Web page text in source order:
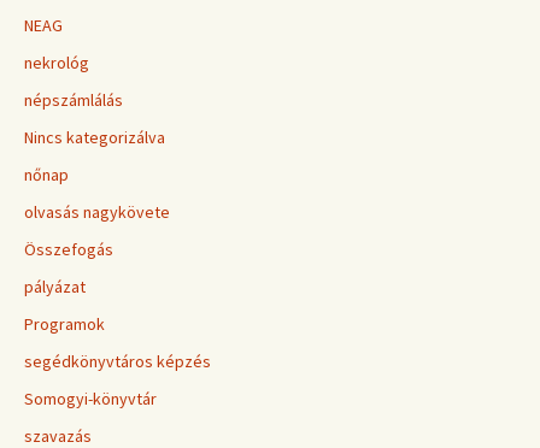
NEAG
nekrológ
népszámlálás
Nincs kategorizálva
nőnap
olvasás nagykövete
Összefogás
pályázat
Programok
segédkönyvtáros képzés
Somogyi-könyvtár
szavazás